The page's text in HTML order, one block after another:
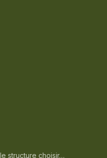
structure choisir…